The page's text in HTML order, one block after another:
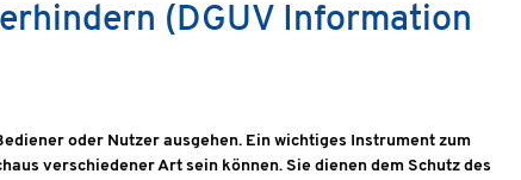
(DGUV Information
oder Nutzer ausgehen. Ein wichtiges Instrument zum
verschiedener Art sein können. Sie dienen dem Schutz des